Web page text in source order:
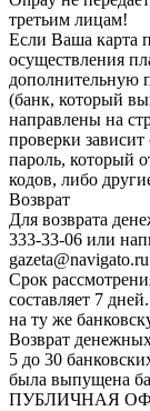
третьим лицам!
Если Ваша карта
осуществления
дополнительную
(банк, который
направлены на
проверки
пароль, который
кодов, либо
Возврат
Для возврата
333-33-06 или
gazeta@navigato.ru
Срок
составляет 7
на ту же
Возврат
5 до 30
была выпущена
ПУБЛИЧНАЯ